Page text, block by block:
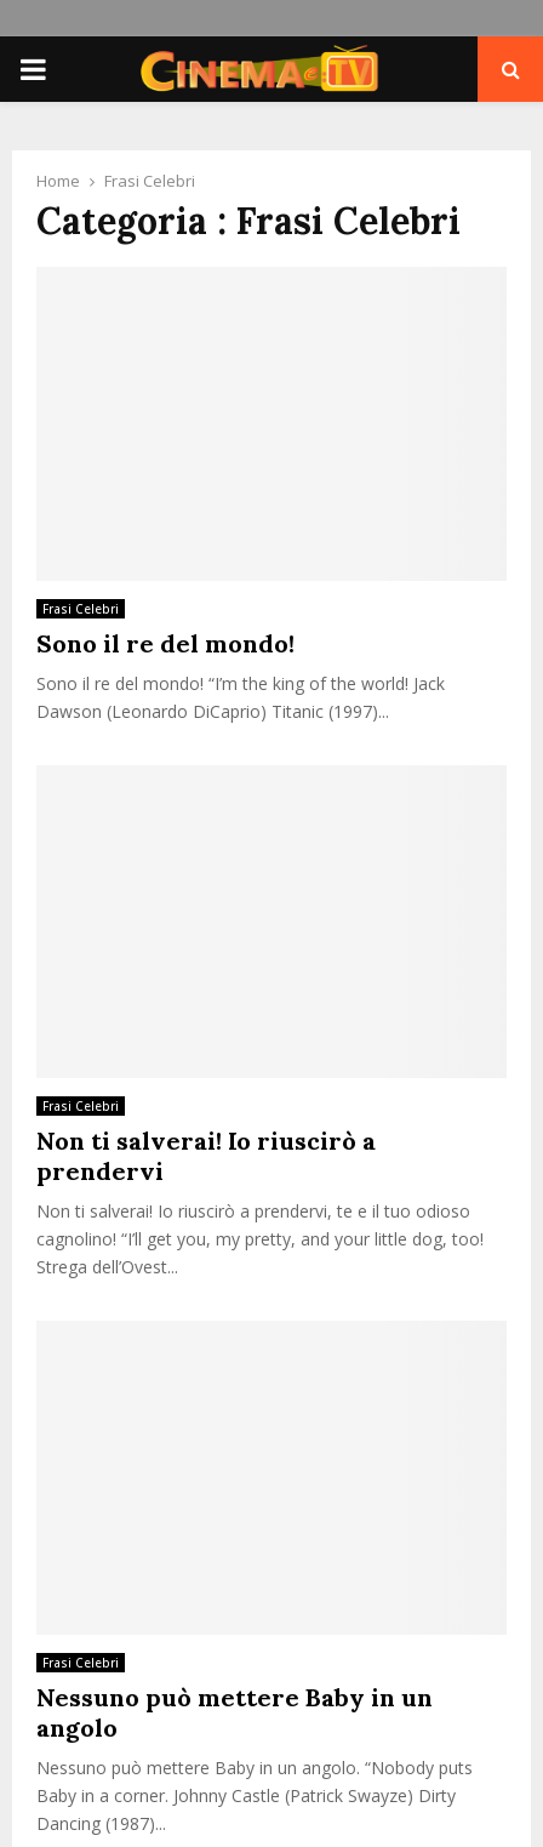
PRIMARY
Home Frasi Celebri
Categoria : Frasi Celebri
Frasi Celebri
Sono il re del mondo!
Sono il re del mondo! “I’m the king of the world! Jack
Dawson (Leonardo DiCaprio) Titanic (1997)...
Frasi Celebri
Non ti salverai! Io riuscirò a
prendervi
Non ti salverai! Io riuscirò a prendervi, te e il tuo odioso
cagnolino! “I’ll get you, my pretty, and your little dog, too!
Strega dell’Ovest...
Frasi Celebri
Nessuno può mettere Baby in un
angolo
Nessuno può mettere Baby in un angolo. “Nobody puts
Baby in a corner. Johnny Castle (Patrick Swayze) Dirty
Dancing (1987)...